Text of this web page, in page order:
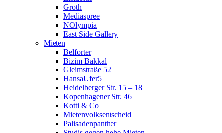
Groth
Mediaspree
NOlympia
East Side Gallery
Mieten
Belforter
Bizim Bakkal
Gleimstraße 52
HansaUfer5
Heidelberger Str. 15 – 18
Kopenhagener Str. 46
Kotti & Co
Mietenvolksentscheid
Palisadenpanther